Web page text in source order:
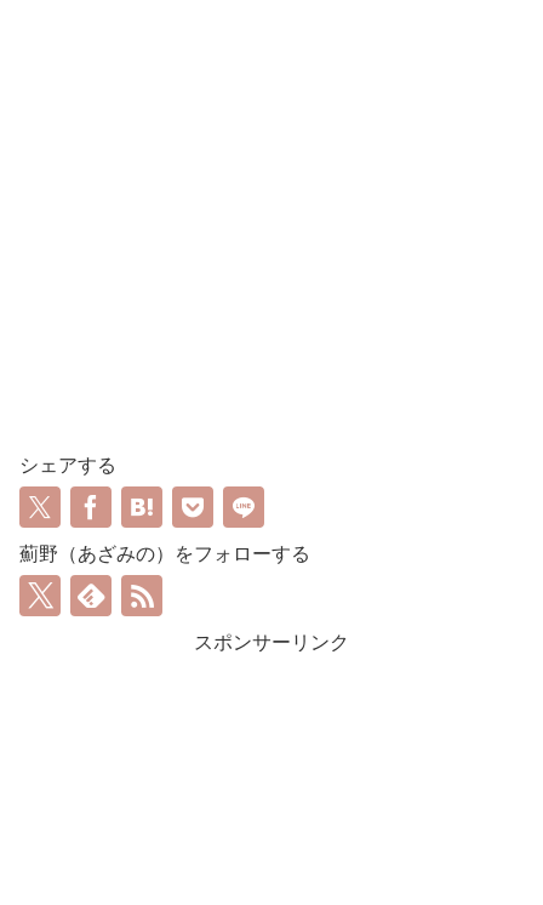
シェアする
薊野（あざみの）をフォローする
スポンサーリンク